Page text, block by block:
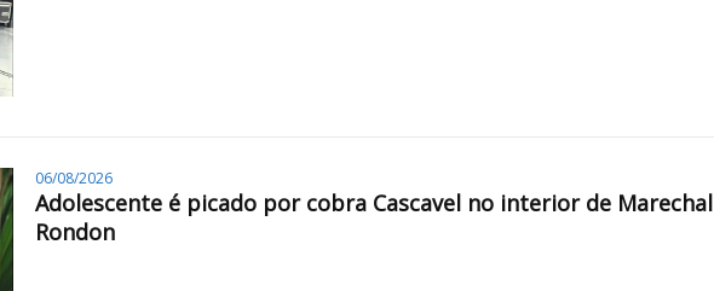
06/08/2026
Adolescente é picado por cobra Cascavel no interior de Marechal
Rondon